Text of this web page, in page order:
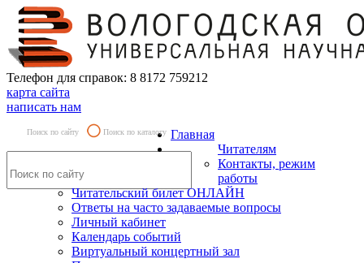
Телефон для справок: 8 8172 759212
карта сайта
написать нам
Поиск по сайту Поиск по каталогу Главная
Читателям
Контакты, режим
работы
Читательский билет ОНЛАЙН
Ответы на часто задаваемые вопросы
Личный кабинет
Календарь событий
Виртуальный концертный зал